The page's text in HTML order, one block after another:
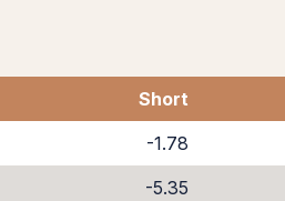
Short
-1.78
-5.35